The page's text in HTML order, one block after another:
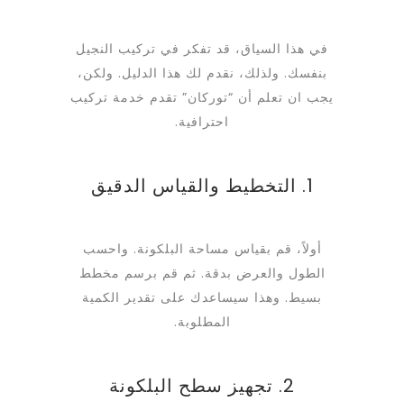
في هذا السياق، قد تفكر في تركيب النجيل
بنفسك. ولذلك، نقدم لك هذا الدليل. ولكن،
يجب ان تعلم أن “توركان” تقدم خدمة تركيب
احترافية.
1. التخطيط والقياس الدقيق
أولاً، قم بقياس مساحة البلكونة. واحسب
الطول والعرض بدقة. ثم قم برسم مخطط
بسيط. وهذا سيساعدك على تقدير الكمية
المطلوبة.
2. تجهيز سطح البلكونة